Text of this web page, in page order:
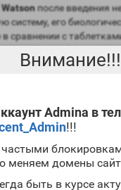
Внимание!!!
Admina в
!!!
частыми
меняем домены
быть в курсе
после введения
систему, его
сравнении с
было обнаружена
анаболика.
включают
на организм.
без
магазинах